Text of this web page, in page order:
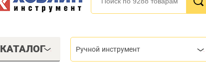
КАТАЛОГ Ручной инструмент